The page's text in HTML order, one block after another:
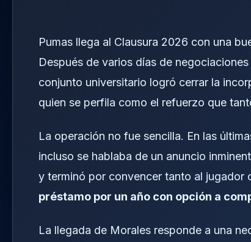
Pumas llega al Clausura 2026 con una
Después de varios días de
conjunto universitario logró cerrar la
quien se perfila como el refuerzo que
La operación no fue sencilla. En las
incluso se hablaba de un anuncio
y terminó por convencer tanto al jugador
préstamo por un año con opción a
La llegada de Morales responde a una